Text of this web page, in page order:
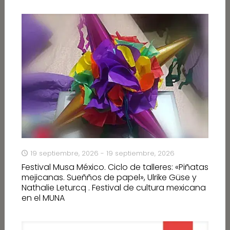
19 septiembre, 2026 - 19 septiembre, 2026
Festival Musa México. Ciclo de talleres: «Piñatas
mejicanas. Sueñños de papel», Ulrike Güse y
Nathalie Leturcq . Festival de cultura mexicana
en el MUNA